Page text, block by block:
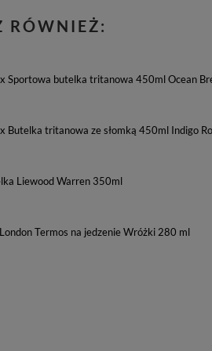
RÓWNIEŻ:
Sportowa butelka tritanowa 450ml Ocean
Butelka tritanowa ze słomką 450ml Indigo
Liewood Warren 350ml
Termos na jedzenie Wróżki 280 ml